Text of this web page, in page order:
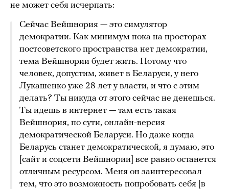
не может себя исчерпать:
Сейчас Вейшнория — это симулятор
демократии. Как минимум пока на просторах
постсоветского пространства нет демократии,
тема Вейшнории будет жить. Потому что
человек, допустим, живет в Беларуси, у него
Лукашенко уже 28 лет у власти, и что с этим
делать? Ты никуда от этого сейчас не денешься.
Ты идешь в интернет — там есть такая
Вейшнория, по сути, онлайн-версия
демократической Беларуси. Но даже когда
Беларусь станет демократической, я думаю, это
[сайт и соцсети Вейшнории] все равно останется
отличным ресурсом. Меня он заинтересовал
тем, что это возможность попробовать себя [в